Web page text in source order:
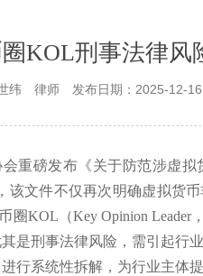
KOL刑事法律风
纬 律师 发布日期：2025-12-16
重磅发布《关于防范涉虚
该文件不仅再次明确虚拟货
圈KOL（Key Opinion
是刑事法律风险，需引起行
行系统性拆解，为行业主体提